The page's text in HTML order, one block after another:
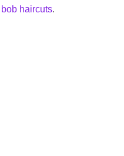
bob haircuts.